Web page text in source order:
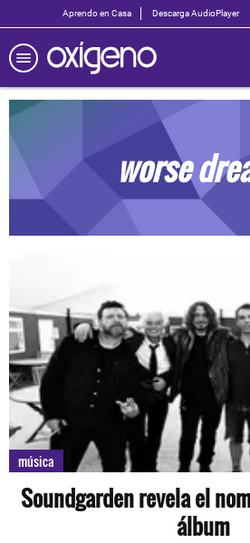
Aprendo en Casa Descarga AudioPlayer
worse
música
Soundgarden revela el
álbum